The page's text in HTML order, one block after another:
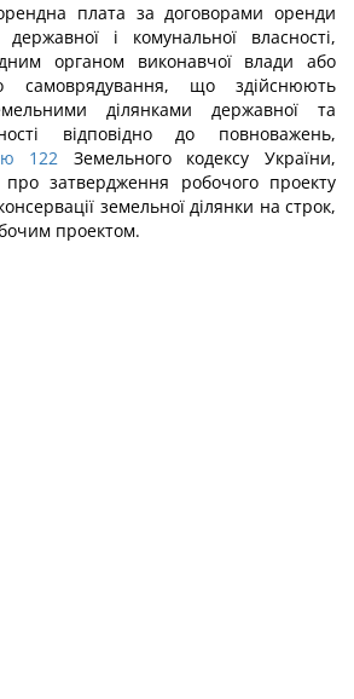
плата за договорами оренди
і комунальної власності,
органом виконавчої влади або
самоврядування, що здійснюють
ділянками державної та
відповідно до повноважень,
122 Земельного кодексу України,
затвердження робочого проекту
земельної ділянки на строк,
проектом.